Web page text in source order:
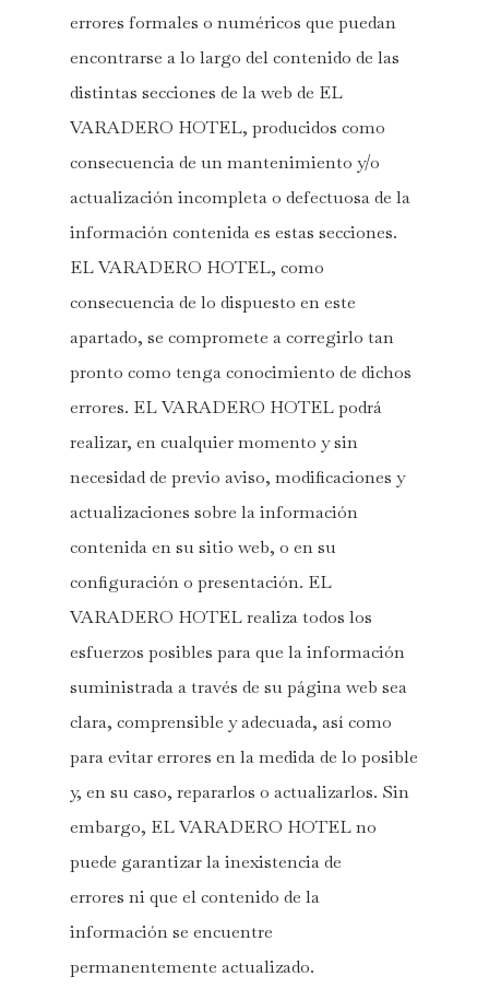
errores formales o numéricos que puedan
encontrarse a lo largo del contenido de las
distintas secciones de la web de EL
VARADERO HOTEL, producidos como
consecuencia de un mantenimiento y/o
actualización incompleta o defectuosa de la
información contenida es estas secciones.
EL VARADERO HOTEL, como
consecuencia de lo dispuesto en este
apartado, se compromete a corregirlo tan
pronto como tenga conocimiento de dichos
errores. EL VARADERO HOTEL podrá
realizar, en cualquier momento y sin
necesidad de previo aviso, modificaciones y
actualizaciones sobre la información
contenida en su sitio web, o en su
configuración o presentación. EL
VARADERO HOTEL realiza todos los
esfuerzos posibles para que la información
suministrada a través de su página web sea
clara, comprensible y adecuada, así como
para evitar errores en la medida de lo posible
y, en su caso, repararlos o actualizarlos. Sin
embargo, EL VARADERO HOTEL no
puede garantizar la inexistencia de
errores ni que el contenido de la
información se encuentre
permanentemente actualizado.
Hotel
Habitaciones
Bodas & Eventos
Contacto
RESERVAR